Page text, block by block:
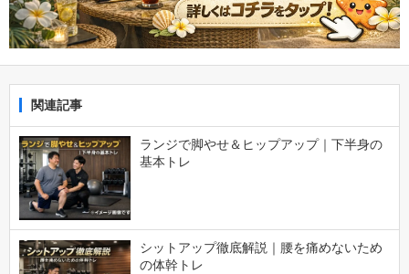
関連記事
ランジで脚やせ＆ヒップアップ｜下半身の
基本トレ
シットアップ徹底解説｜腰を痛めないため
の体幹トレ